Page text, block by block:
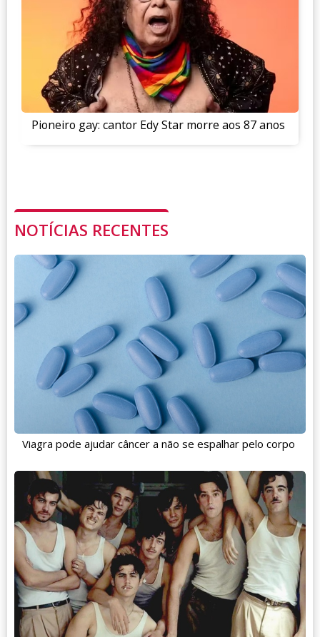
Pioneiro gay: cantor Edy Star morre aos 87 anos
NOTÍCIAS RECENTES
Viagra pode ajudar câncer a não se espalhar pelo corpo